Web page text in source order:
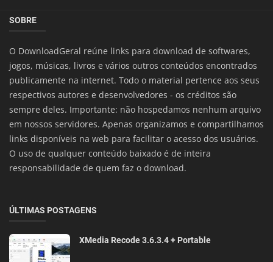
SOBRE
O DownloadGeral reúne links para download de softwares,
jogos, músicas, livros e vários outros conteúdos encontrados
publicamente na internet. Todo o material pertence aos seus
respectivos autores e desenvolvedores - os créditos são
sempre deles. Importante: não hospedamos nenhum arquivo
em nossos servidores. Apenas organizamos e compartilhamos
links disponíveis na web para facilitar o acesso dos usuários.
O uso de qualquer conteúdo baixado é de inteira
responsabilidade de quem faz o download.
ÚLTIMAS POSTAGENS
XMedia Recode 3.6.3.4 + Portable